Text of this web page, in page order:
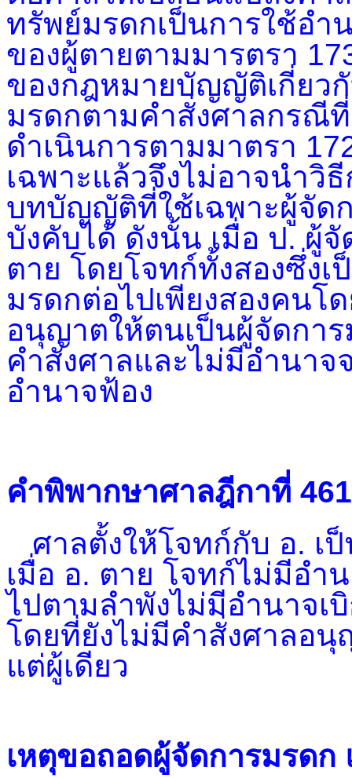
ทรัพย์มรดกเป็นการใช้อ
ของผู้ตายตามมารตรา
ของกฎหมายบัญญัติเกี่ยว
มรดกตามคำสั่งศาลกรณี
ดำเนินการตามมาตรา
เฉพาะแล้วจึงไม่อาจนำวิ
บทบัญญัติที่ใช้เฉพาะผู้จัด
บังคับได้ ดังนั้น เมื่อ ป. ผู้
ตาย โดยโจทก์ทั้งสองซึ่ง
มรดกต่อไปเพียงสองคนโ
อนุญาตให้ตนเป็นผู้จัดกา
คำสั่งศาลและไม่มีอำนาจ
อำนาจฟ้อง
คำพิพากษาศาลฎีกาที่
ศาลตั้งให้โจทก์กับ อ. เ
เมื่อ อ. ตาย โจทก์ไม่มีอำ
ไปตามลำพังไม่มีอำนาจเ
โดยที่ยังไม่มีคำสั่งศาลอ
แต่ผู้เดียว
เหตุขอถอดผู้จัดการมรด